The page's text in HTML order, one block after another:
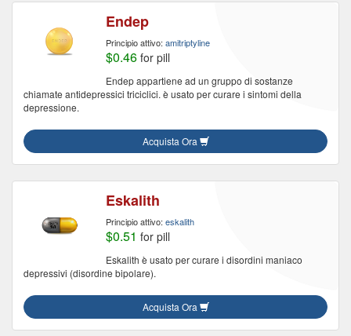
Endep
Principio attivo: amitriptyline
$0.46 for pill
Endep appartiene ad un gruppo di sostanze
chiamate antidepressici triciclici. è usato per curare i sintomi della
depressione.
Acquista Ora
Eskalith
Principio attivo: eskalith
$0.51 for pill
Eskalith è usato per curare i disordini maniaco
depressivi (disordine bipolare).
Acquista Ora